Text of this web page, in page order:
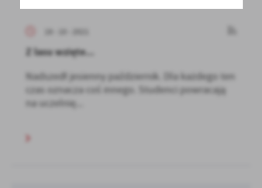
Z lasu wzięte...
Nadszedł jesienny październik. Dla każdego ten
czas oznacza coś innego. Studenci powracają
na uczelnię...